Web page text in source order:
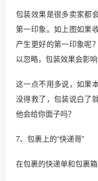
包装效果是很多卖家都
第一印象。如上图如果
产生更好的第一印象呢
以忽略，包装效果会影
这一点不用多说，如果
没得救了，包装说白了
他会给你面子吗？
7、包裹上的“快递哥”
在包裹的快递单和包裹